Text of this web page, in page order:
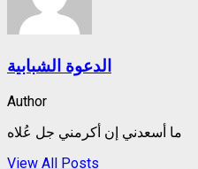
الدعوة الشبابية
Author
ما أسعدني إن أكرمني جل عُلاه
View All Posts